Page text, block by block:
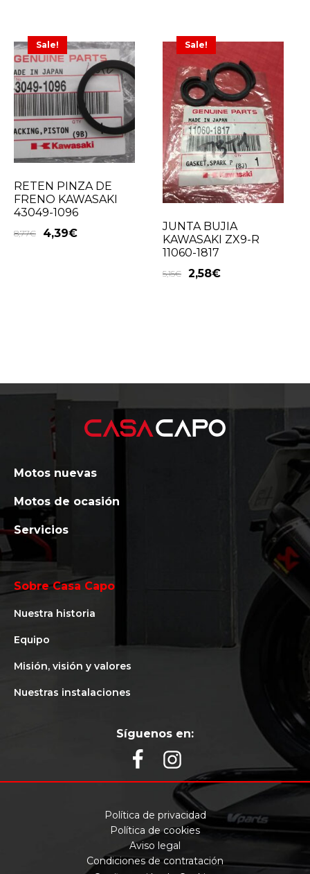
Sale!
RETEN PINZA DE
FRENO KAWASAKI
43049-1096
8,77€ 4,39€
Sale!
JUNTA BUJIA
KAWASAKI ZX9-R
11060-1817
5,15€ 2,58€
Motos nuevas
Motos de ocasión
Servicios
Sobre Casa Capo
Nuestra historia
Equipo
Misión, visión y valores
Nuestras instalaciones
Síguenos en:
Política de privacidad
Política de cookies
Aviso legal
Condiciones de contratación